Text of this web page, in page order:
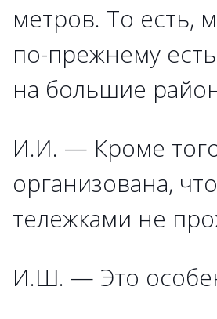
метров. То есть,
по-прежнему
на большие
И.И. — Кроме
организована,
тележками не
И.Ш. — Это